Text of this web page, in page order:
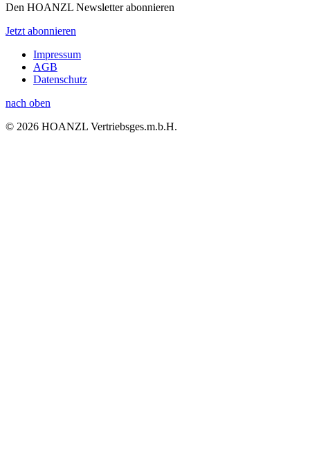
Den HOANZL Newsletter abonnieren
Jetzt abonnieren
Impressum
AGB
Datenschutz
nach oben
© 2026 HOANZL Vertriebsges.m.b.H.